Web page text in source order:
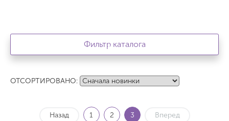
Фильтр каталога
ОТСОРТИРОВАНО:
Назад 1 2 3 Вперед